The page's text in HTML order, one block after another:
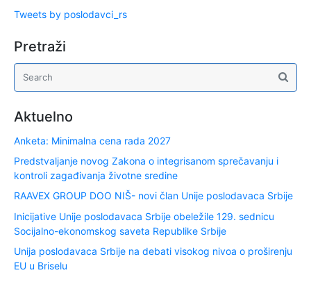
Tweets by poslodavci_rs
Pretraži
Aktuelno
Anketa: Minimalna cena rada 2027
Predstvaljanje novog Zakona o integrisanom sprečavanju i
kontroli zagađivanja životne sredine
RAAVEX GROUP DOO NIŠ- novi član Unije poslodavaca Srbije
Inicijative Unije poslodavaca Srbije obeležile 129. sednicu
Socijalno-ekonomskog saveta Republike Srbije
Unija poslodavaca Srbije na debati visokog nivoa o proširenju
EU u Briselu